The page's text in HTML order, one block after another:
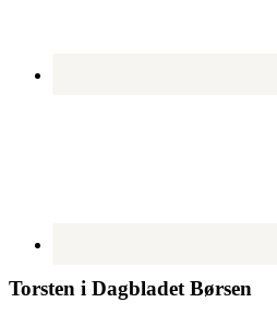
Torsten i Dagbladet Børsen